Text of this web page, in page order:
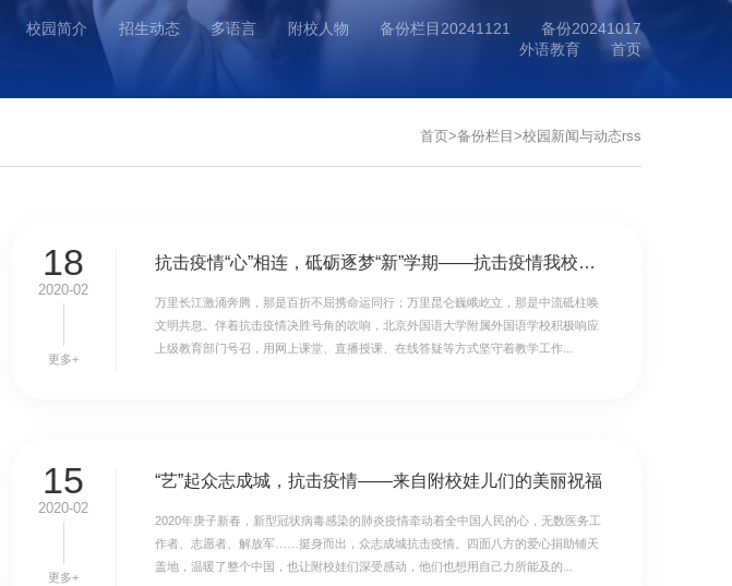
校园简介 招生动态 多语言 附校人物 备份栏目20241121
备份20241017
外语教育
首页
首页>备份栏目>校园新闻与动态rss
18
2020-02
更多+
抗击疫情“心”相连，砥砺逐梦“新”学期——抗击疫情我校师生在行动
万里长江激涌奔腾，那是百折不屈携命运同行；万里昆仑巍峨屹立，那是中流砥柱唤
文明共息。伴着抗击疫情决胜号角的吹响，北京外国语大学附属外国语学校积极响应
上级教育部门号召，用网上课堂、直播授课、在线答疑等方式坚守着教学工作...
15
2020-02
更多+
“艺”起众志成城，抗击疫情——来自附校娃儿们的美丽祝福
2020年庚子新春，新型冠状病毒感染的肺炎疫情牵动着全中国人民的心，无数医务工
作者、志愿者、解放军……挺身而出，众志成城抗击疫情。四面八方的爱心捐助铺天
盖地，温暖了整个中国，也让附校娃们深受感动，他们也想用自己力所能及的...